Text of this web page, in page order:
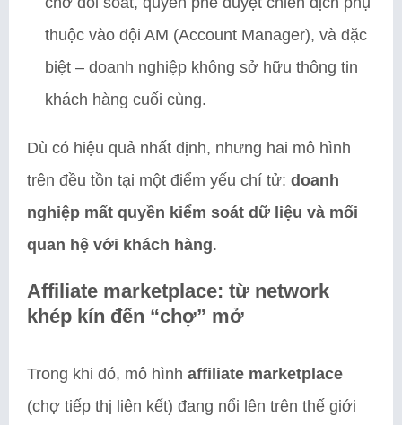
thuộc vào đội AM (Account Manager), và đặc
biệt – doanh nghiệp không sở hữu thông tin
khách hàng cuối cùng.
Dù có hiệu quả nhất định, nhưng hai mô hình
trên đều tồn tại một điểm yếu chí tử: doanh
nghiệp mất quyền kiểm soát dữ liệu và mối
quan hệ với khách hàng.
Affiliate marketplace: từ network
khép kín đến “chợ” mở
Trong khi đó, mô hình affiliate marketplace
(chợ tiếp thị liên kết) đang nổi lên trên thế giới